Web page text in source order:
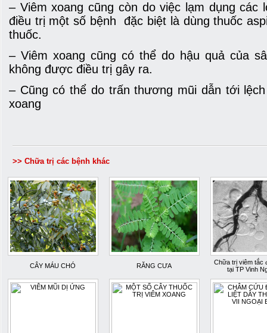
– Viêm xoang cũng còn do việc lạm dụng các
điều trị một số bệnh đặc biệt là dùng thuốc
thuốc.
– Viêm xoang cũng có thể do hậu quả của
không được điều trị gây ra.
– Cũng có thể do trấn thương mũi dẫn tới
xoang
>> Chữa trị các bệnh khác
CÂY MÁU CHÓ RĂNG CƯA
Chữa trị viêm tắc
tại TP Vinh